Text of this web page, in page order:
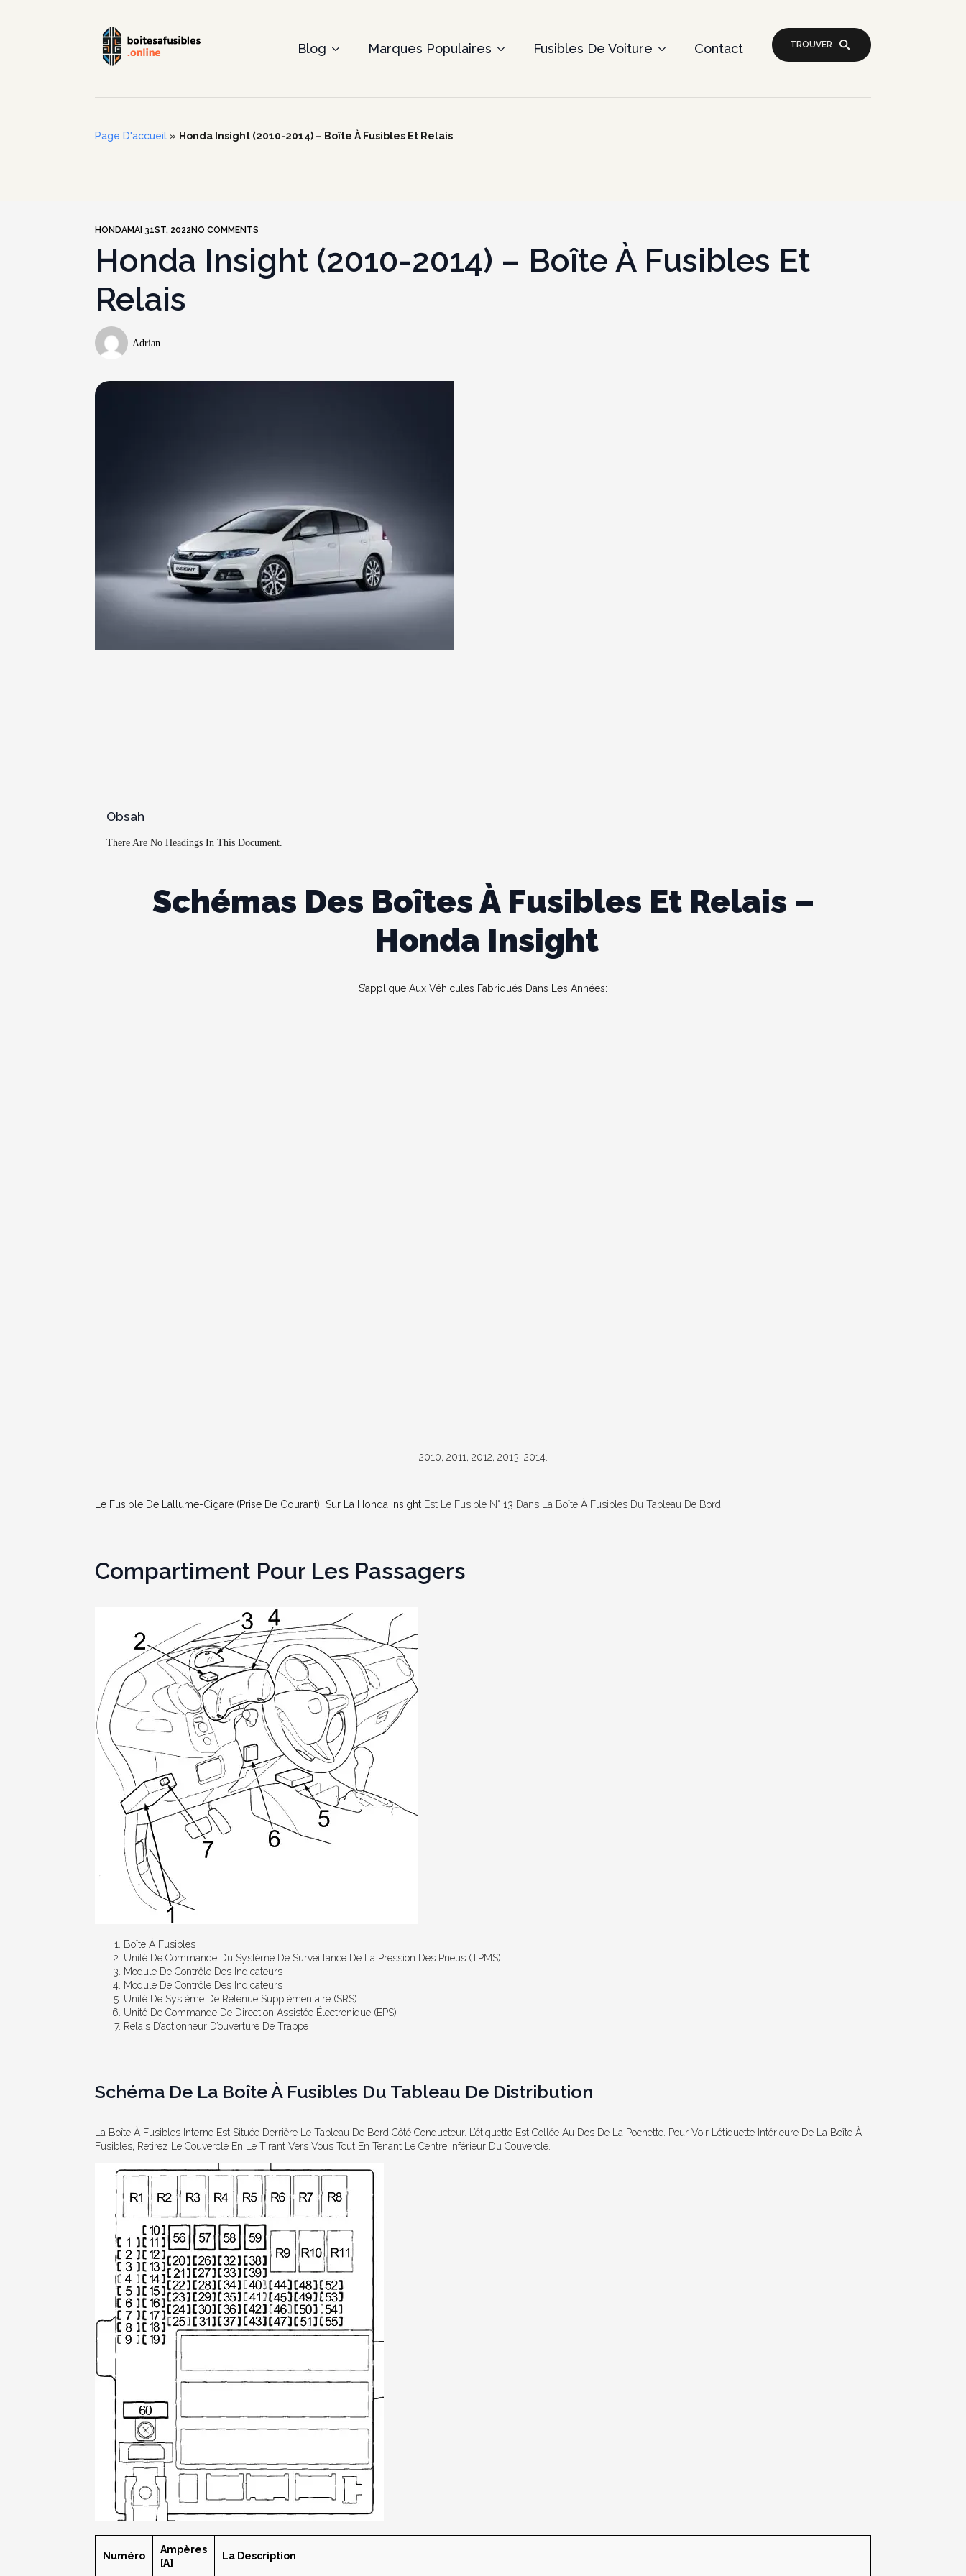
Blog Marques Populaires Fusibles De Voiture Contact TROUVER
Page D'accueil » Honda Insight (2010-2014) – Boîte À Fusibles Et Relais
HONDAMAI 31ST, 2022 NO COMMENTS
Honda Insight (2010-2014) – Boîte À Fusibles Et
Relais
Adrian
Obsah
There Are No Headings In This Document.
Schémas Des Boîtes À Fusibles Et Relais –
Honda Insight
S’applique Aux Véhicules Fabriqués Dans Les Années:
2010, 2011, 2012, 2013, 2014.
Le Fusible De L’allume-Cigare (prise De Courant) Sur La Honda Insight Est Le Fusible N° 13 Dans La Boîte À Fusibles Du Tableau De Bord.
Compartiment Pour Les Passagers
Boîte À Fusibles
Unité De Commande Du Système De Surveillance De La Pression Des Pneus (TPMS)
Module De Contrôle Des Indicateurs
Module De Contrôle Des Indicateurs
Unité De Système De Retenue Supplémentaire (SRS)
Unité De Commande De Direction Assistée Électronique (EPS)
Relais D’actionneur D’ouverture De Trappe
Schéma De La Boîte À Fusibles Du Tableau De Distribution
La Boîte À Fusibles Interne Est Située Derrière Le Tableau De Bord Côté Conducteur. L’étiquette Est Collée Au Dos De La Pochette. Pour Voir L’étiquette Intérieure De La Boîte À
Fusibles, Retirez Le Couvercle En Le Tirant Vers Vous Tout En Tenant Le Centre Inférieur Du Couvercle.
Numéro
Ampères
[A]
La Description